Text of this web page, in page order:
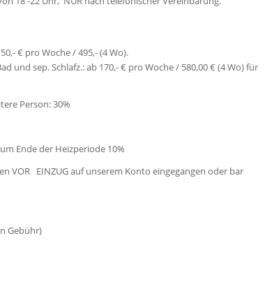
€ pro Woche / 495,- (4 Wo).
und sep. Schlafz.: ab 170,- € pro Woche / 580,00 € (4 Wo) für
Person: 30%
Ende der Heizperiode 10%
VOR EINZUG auf unserem Konto eingegangen oder bar
Gebühr)